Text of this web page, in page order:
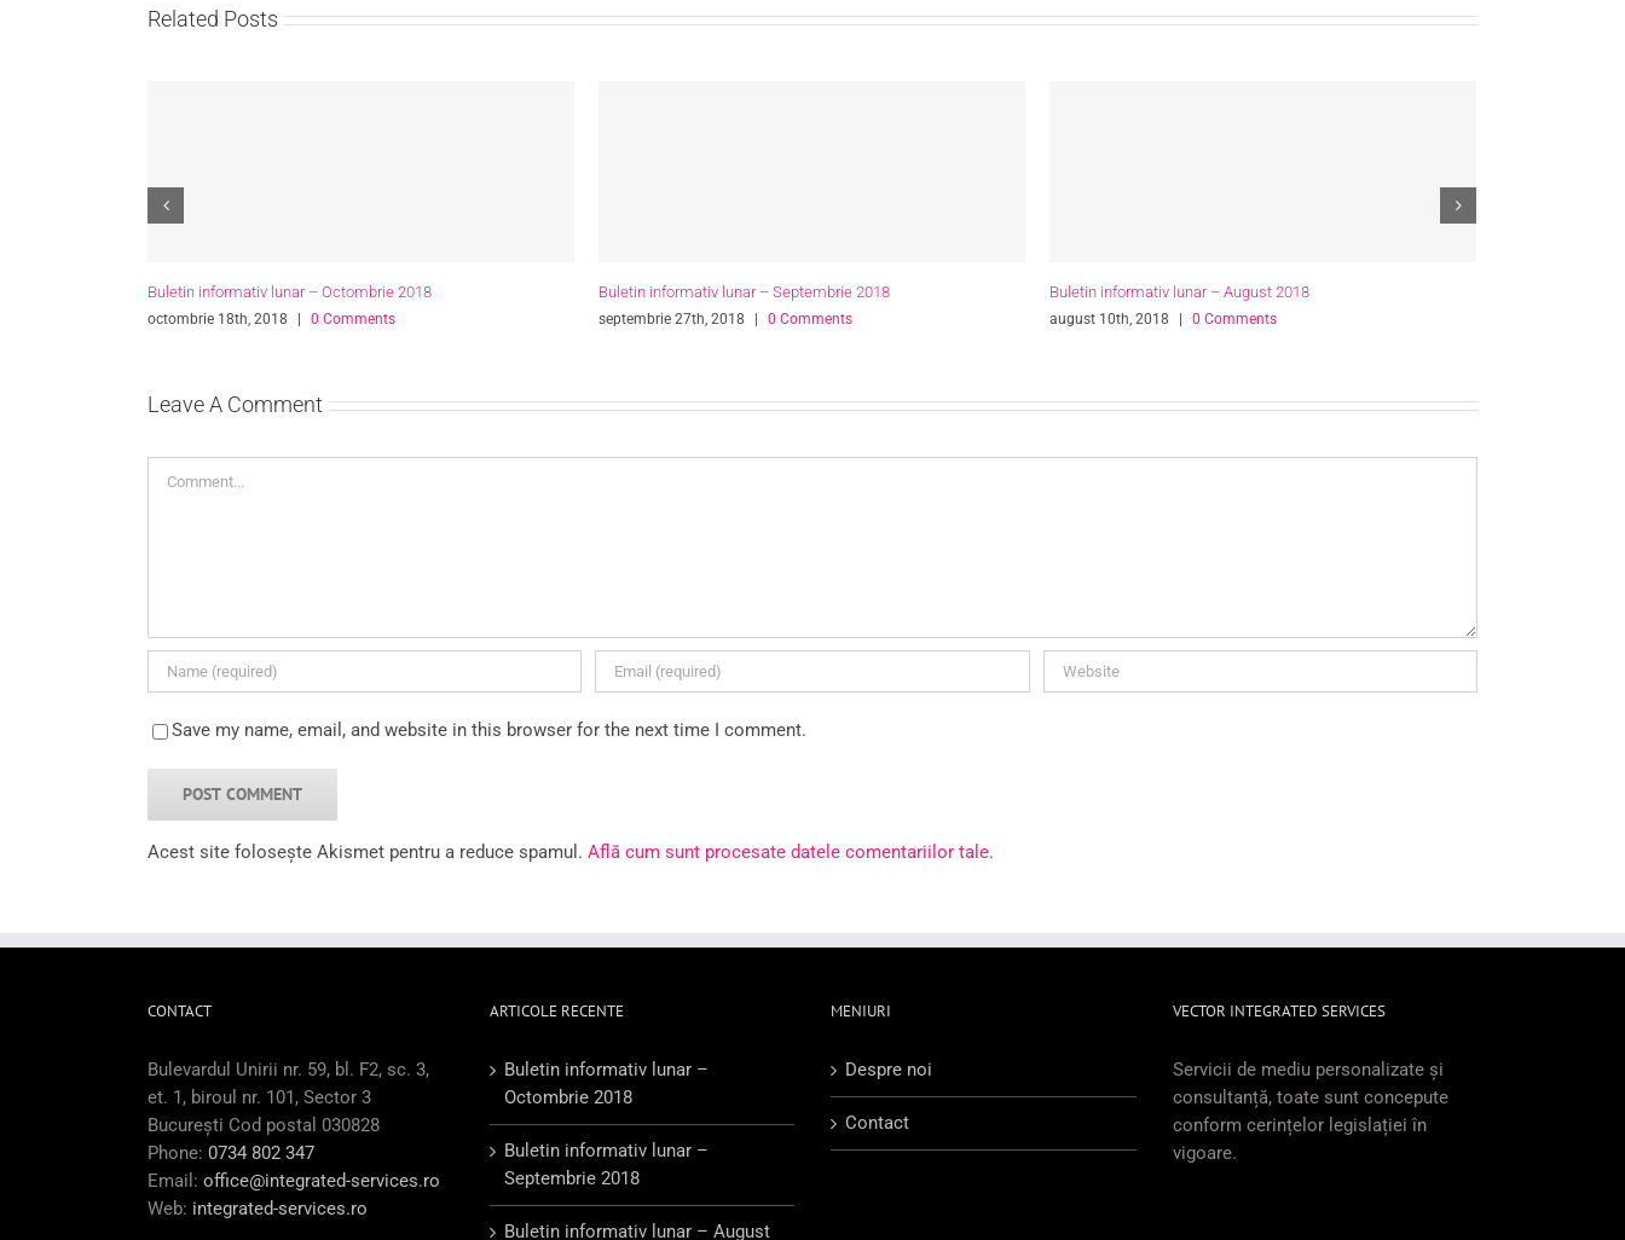
Related Posts
Buletin informativ lunar – Iulie 2018
iulie 11th, 2018 | 0 Comments
Buletin informativ lunar – Iunie 2018
iunie 20th, 2018 | 0 Comments
Buletin informativ lunar – Octombrie 2018
octombrie 18th, 2018 0 Comments
Leave A Comment
Save my name, email, and website in this browser for the next time I comment.
Acest site folosește Akismet pentru a reduce spamul. Află cum sunt procesate datele comentariilor tale.
CONTACT
Bulevardul Unirii nr. 59, bl. F2, sc. 3,
et. 1, biroul nr. 101, Sector 3
București Cod postal 030828
Phone: 0734 802 347
Email: office@integrated-services.ro
Web: integrated-services.ro
ARTICOLE RECENTE
Buletin informativ lunar –
Octombrie 2018
Buletin informativ lunar –
Septembrie 2018
Buletin informativ lunar – August
MENIURI
Despre noi
Contact
VECTOR INTEGRATED SERVICES
Servicii de mediu personalizate și
consultanță, toate sunt concepute
conform cerințelor legislației în
vigoare.